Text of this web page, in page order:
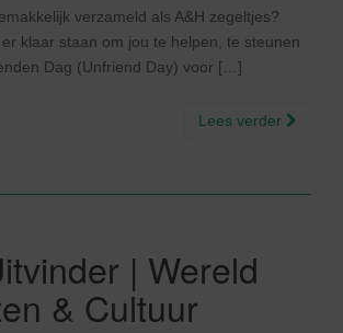
verzameld als A&H zegeltjes?
klaar staan om jou te helpen, te steunen
Dag (Unfriend Day) voor […]
Lees verder
| Wereld
& Cultuur